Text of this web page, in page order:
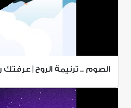
الصوم .. ترنيمة الروح | عرفتك